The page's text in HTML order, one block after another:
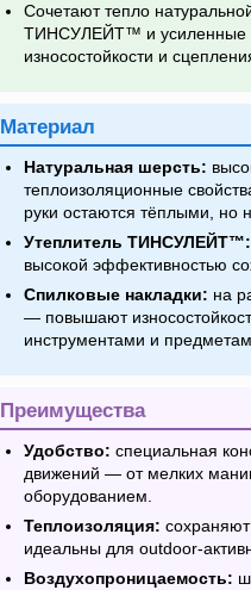
Сочетают тепло
ТИНСУЛЕЙТ™ и усиленные
износостойкости и
Материал
Натуральная шерсть:
теплоизоляционные
руки остаются тёплыми, но
Утеплитель ТИНСУЛЕЙТ™:
высокой эффективностью
Спилковые накладки: на
— повышают
инструментами и
Преимущества
Удобство: специальная
движений — от мелких
оборудованием.
Теплоизоляция:
идеальны для outdoor-
Воздухопроницаемость: